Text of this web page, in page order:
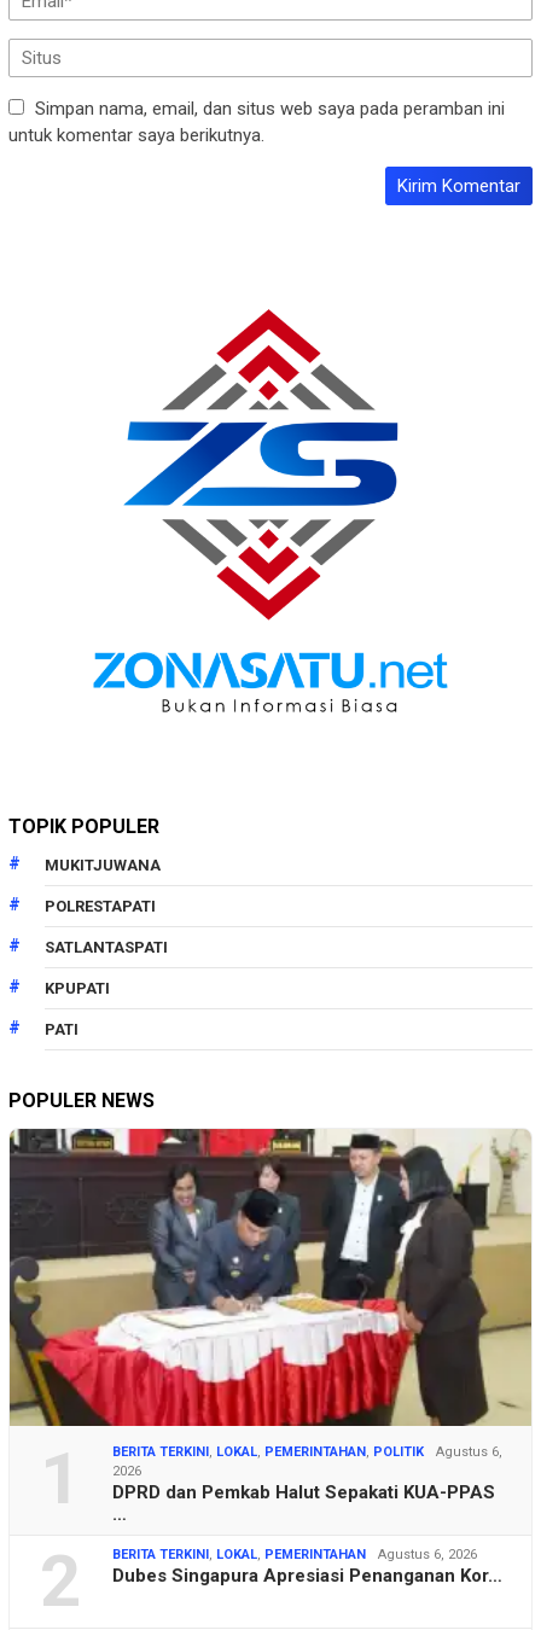
Simpan nama, email, dan situs web saya pada peramban ini
untuk komentar saya berikutnya.
TOPIK POPULER
MUKITJUWANA
POLRESTAPATI
SATLANTASPATI
KPUPATI
PATI
POPULER NEWS
1 BERITA TERKINI , LOKAL, PEMERINTAHAN , POLITIK
Agustus 6,
2026
DPRD dan Pemkab Halut Sepakati KUA-PPAS
…
2 BERITA TERKINI , LOKAL, PEMERINTAHAN Agustus 6, 2026
Dubes Singapura Apresiasi Penanganan Kor…